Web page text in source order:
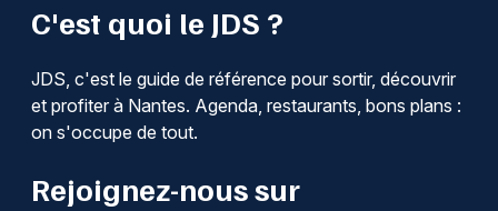
C'est quoi le JDS ?
JDS, c'est le guide de référence pour sortir, découvrir
et profiter à Nantes. Agenda, restaurants, bons plans :
on s'occupe de tout.
Rejoignez-nous sur